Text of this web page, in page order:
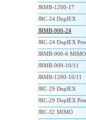
JRMB-1200-17
JRC-24 DuplEX
JRMB-900-24
JRC-24 DuplEX
JRMB-900-6 MIMO
JRMB-900-10/11
JRMB-1200-10/11
JRC-29 DuplEX
JRC-29 DuplEX
JRC-32 MIMO